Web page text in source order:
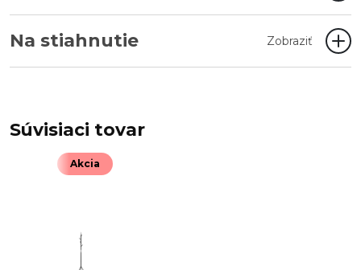
Na stiahnutie Zobraziť
Súvisiaci tovar
Akcia